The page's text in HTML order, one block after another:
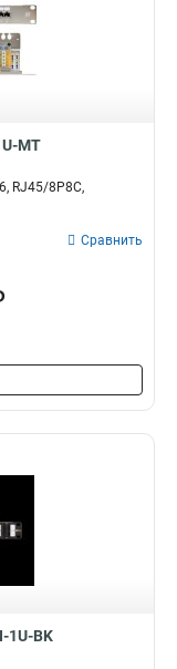
MT
RJ45/8P8C,
Сравнить
1U-BK